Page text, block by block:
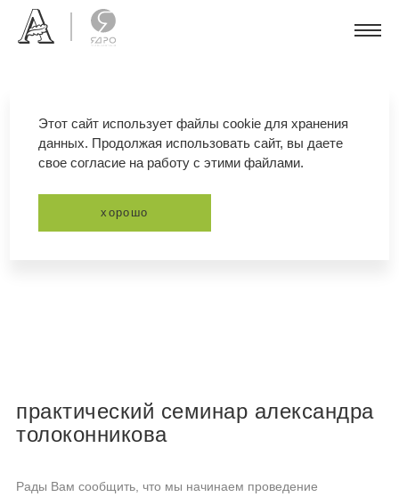
практический семинар александра
толоконникова
Рады Вам сообщить, что мы начинаем проведение
Этот сайт использует файлы cookie для хранения
данных. Продолжая использовать сайт, вы даете
свое согласие на работу с этими файлами.
хорошо